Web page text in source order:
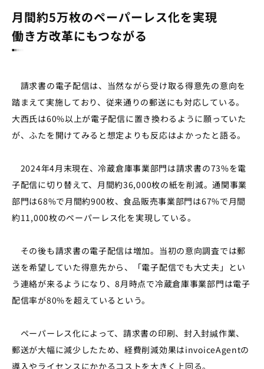
月間約5万枚のペーパーレス化を実現
働き方改革にもつながる
請求書の電子配信は、当然ながら受け取る得意先の意向を
踏まえて実施しており、従来通りの郵送にも対応している。
大西氏は60%以上が電子配信に置き換わるように願っていた
が、ふたを開けてみると想定よりも反応はよかったと語る。
2024年4月末現在、冷蔵倉庫事業部門は請求書の73%を電
子配信に切り替えて、月間約36,000枚の紙を削減。通関事業
部門は68%で月間約900枚、食品販売事業部門は67%で月間
約11,000枚のペーパーレス化を実現している。
その後も請求書の電子配信は増加。当初の意向調査では郵
送を希望していた得意先から、「電子配信でも大丈夫」とい
う連絡が来るようになり、8月時点で冷蔵倉庫事業部門は電子
配信率が80%を超えているという。
ペーパーレス化によって、請求書の印刷、封入封緘作業、
郵送が大幅に減少したため、経費削減効果はinvoiceAgentの
導入やライセンスにかかるコストを大きく上回る。